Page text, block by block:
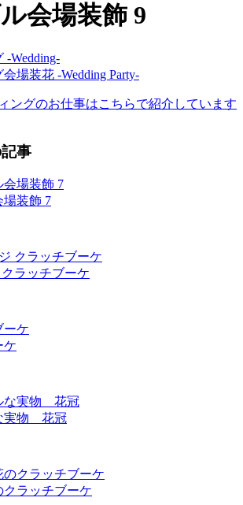
会場装飾 9
-Wedding-
場装花 -Wedding Party-
ングのお仕事はこちらで紹介しています
事
場装飾 7
ラッチブーケ
ケ
実物 花冠
ラッチブーケ